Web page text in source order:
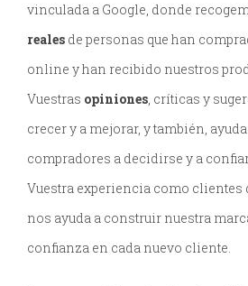
vinculada a Google, donde
reales de personas que han
online y han recibido nuestros
Vuestras opiniones, críticas y
crecer y a mejorar, y también,
compradores a decidirse y a
Vuestra experiencia como clientes
nos ayuda a construir nuestra
confianza en cada nuevo cliente.